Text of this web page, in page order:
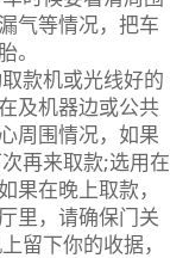
气等情况，把车
。
款机或光线好的
及机器边或公共
周围情况，如果
再来取款;选用在
果在晚上取款，
里，请确保门关
留下你的收据，